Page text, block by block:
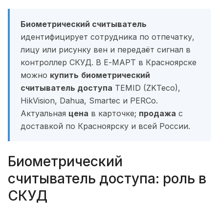
Биометрический считыватель
идентифицирует сотрудника по отпечатку,
лицу или рисунку вен и передаёт сигнал в
контроллер СКУД. В Е-МАРТ в Красноярске
можно купить биометрический
считыватель доступа TEMID (ZKTeco),
HikVision, Dahua, Smartec и PERCo.
Актуальная цена в карточке; продажа с
доставкой по Красноярску и всей России.
Биометрический
считыватель доступа: роль в
СКУД